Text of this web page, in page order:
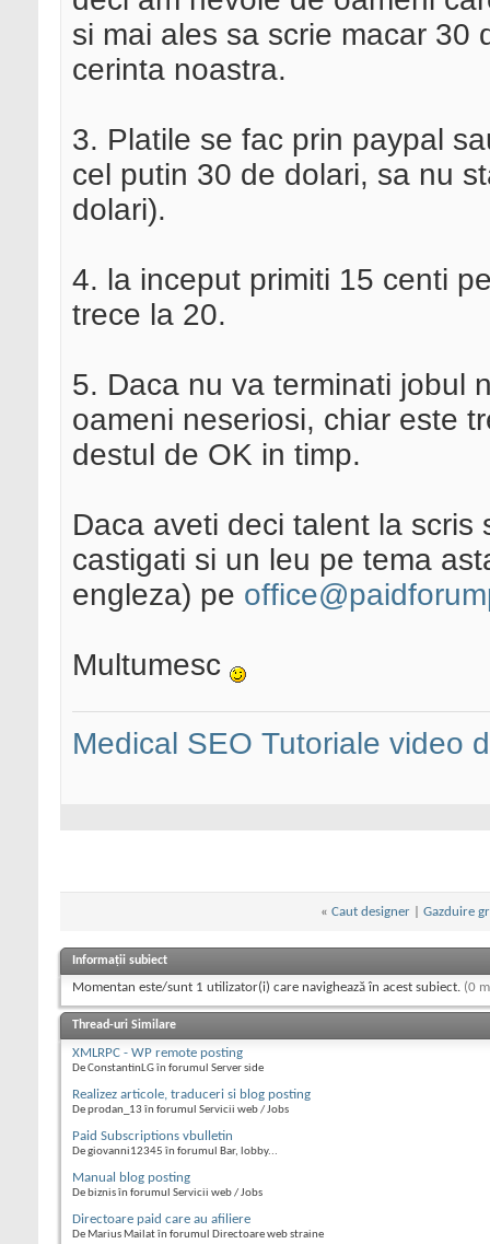
si mai ales sa scrie macar 30
cerinta noastra.
3. Platile se fac prin paypal
cel putin 30 de dolari, sa nu
dolari).
4. la inceput primiti 15 centi
trece la 20.
5. Daca nu va terminati jobul
oameni neseriosi, chiar este
destul de OK in timp.
Daca aveti deci talent la
castigati si un leu pe tema
engleza) pe
Multumesc
Medical SEO Tutoriale video
« Caut designer| Gazduire
Informații subiect
Momentan este/sunt 1 utilizator(i) care navighează în acest subiect. (0
Thread-uri Similare
XMLRPC - WP remote posting
De ConstantinLG în forumul Server side
Realizez articole, traduceri si blog posting
De prodan_13 în forumul Servicii web / Jobs
Paid Subscriptions vbulletin
De giovanni12345 în forumul Bar, lobby...
Manual blog posting
De biznis în forumul Servicii web / Jobs
Directoare paid care au afiliere
De Marius Mailat în forumul Directoare web straine